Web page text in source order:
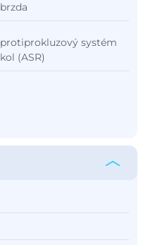
brzda
protiprokluzový systém
kol (ASR)